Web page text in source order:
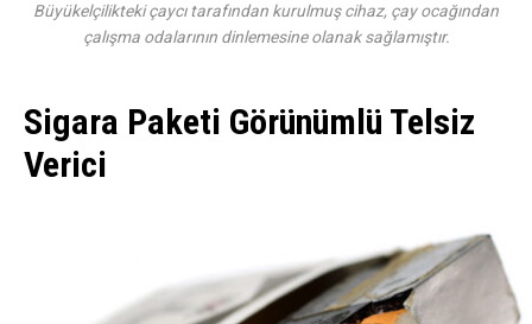
Büyükelçilikteki çaycı tarafından kurulmuş cihaz, çay ocağından
çalışma odalarının dinlemesine olanak sağlamıştır.
Sigara Paketi Görünümlü Telsiz
Verici